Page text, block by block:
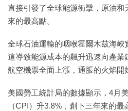
直接引發了全球能源衝擊，原油
來的最高點。
全球石油運輸的咽喉霍爾木茲海峽
這導致能源成本的飆升迅速向產業
航空機票全面上漲，通脹的火焰開
美國勞工統計局的數據顯示，4月
（CPI）升3.8%，創下三年來的